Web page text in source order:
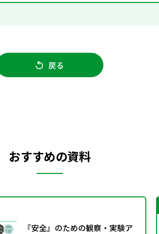
戻る
おすすめの資料
『安全』のための観察・実験ア